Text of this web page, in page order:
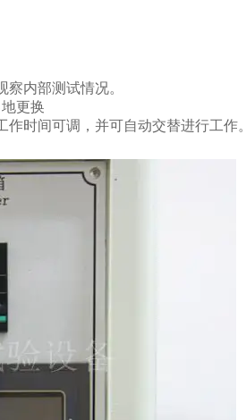
内部测试情况。
更换
时间可调，并可自动交替进行工作。